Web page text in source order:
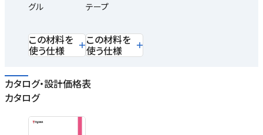
グル
この材料を
使う仕様
テープ
この材料を
使う仕様
カタログ・設計価格表
カタログ